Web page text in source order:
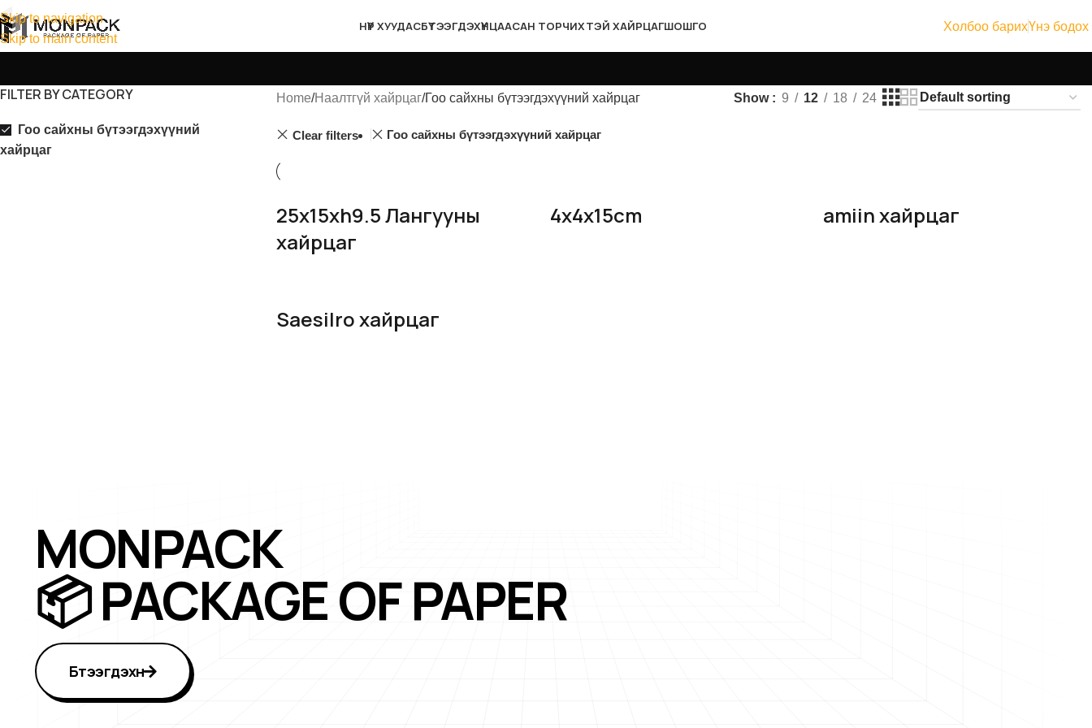
Skip to navigation
Skip to main content
НҮҮР ХУУДАСБҮТЭЭГДЭХҮҮНЦААСАН ТОРЧИХТЭЙ ХАЙРЦАГШОШГО Холбоо барихҮнэ бодох
FILTER BY CATEGORY
Гоо сайхны бүтээгдэхүүний
хайрцаг
Home Наалтгүй хайрцаг Гоо сайхны бүтээгдэхүүний хайрцаг Show 9 12 18 24
Clear filters Гоо сайхны бүтээгдэхүүний хайрцаг
25x15xh9.5 Лангууны
хайрцаг
4x4x15cm amiin хайрцаг
Saesilro хайрцаг
MONPACK
📦 PACKAGE OF PAPER
Бүтээгдэхүүн